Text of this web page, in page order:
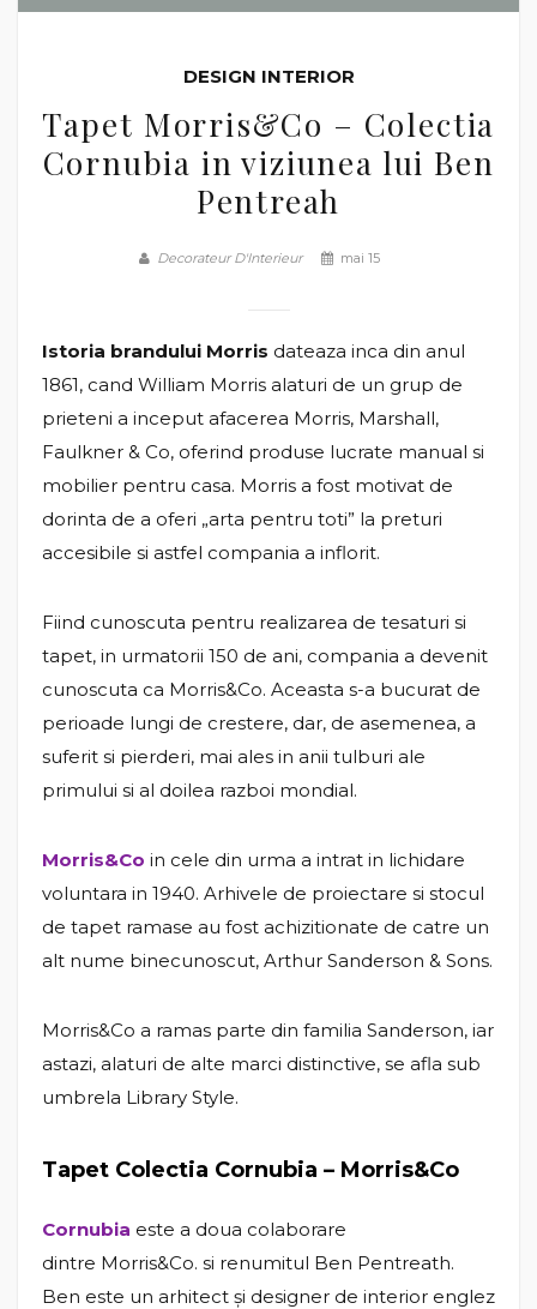
DESIGN INTERIOR
Tapet Morris&Co – Colectia
Cornubia in viziunea lui Ben
Pentreah
Decorateur D'Interieur mai 15
Istoria brandului Morris dateaza inca din anul
1861, cand William Morris alaturi de un grup de
prieteni a inceput afacerea Morris, Marshall,
Faulkner & Co, oferind produse lucrate manual si
mobilier pentru casa. Morris a fost motivat de
dorinta de a oferi „arta pentru toti” la preturi
accesibile si astfel compania a inflorit.
Fiind cunoscuta pentru realizarea de tesaturi si
tapet, in urmatorii 150 de ani, compania a devenit
cunoscuta ca Morris&Co. Aceasta s-a bucurat de
perioade lungi de crestere, dar, de asemenea, a
suferit si pierderi, mai ales in anii tulburi ale
primului si al doilea razboi mondial.
Morris&Co in cele din urma a intrat in lichidare
voluntara in 1940. Arhivele de proiectare si stocul
de tapet ramase au fost achizitionate de catre un
alt nume binecunoscut, Arthur Sanderson & Sons.
Morris&Co a ramas parte din familia Sanderson, iar
astazi, alaturi de alte marci distinctive, se afla sub
umbrela Library Style.
Tapet Colectia Cornubia – Morris&Co
Cornubia este a doua colaborare
dintre Morris&Co. si renumitul Ben Pentreath.
Ben este un arhitect și designer de interior englez